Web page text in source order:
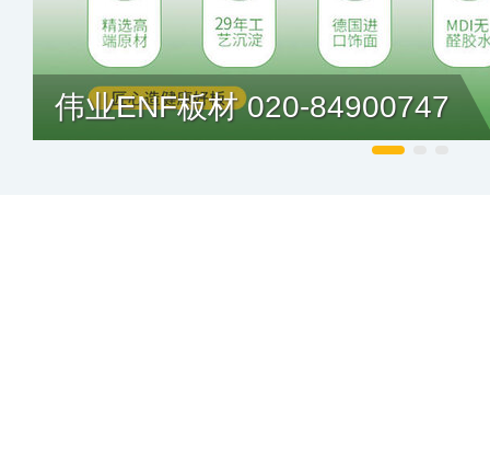
伟业ENF板材 020-84900747